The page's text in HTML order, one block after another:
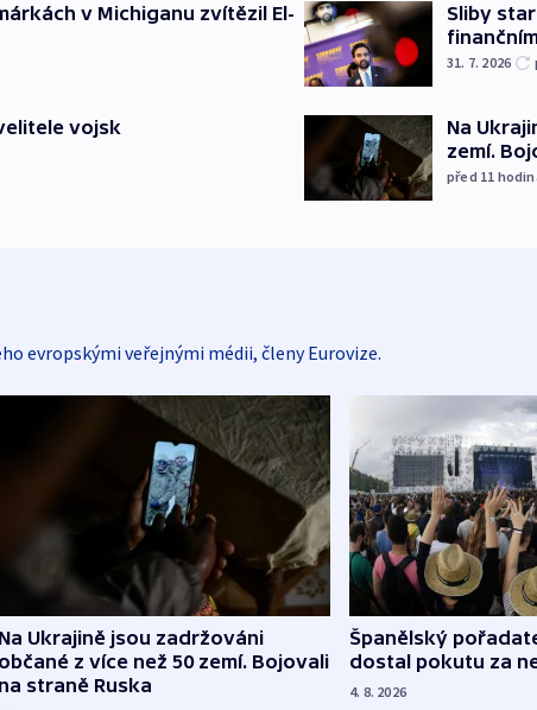
v Michiganu zvítězil El-
vojsk
Sliby
31. 7. 2026
Na
zemí.
před 11
evropskými veřejnými médii, členy Eurovize.
Na Ukrajině jsou zadržováni
občané z více než 50 zemí. Bojovali
na straně Ruska
Španělský
dostal pokutu za
4. 8. 2026